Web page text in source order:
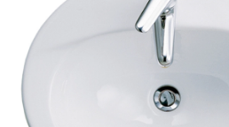
Vòi lavabo
Vòi chậu - vòi hồ - vòi gắn tường
Máy sấy tay
Lavabo tủ - Lavabo kính